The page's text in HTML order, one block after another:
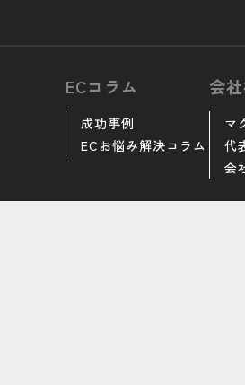
ECコラム
成功事例
ECお悩み解決コラム
会
マ
代
会